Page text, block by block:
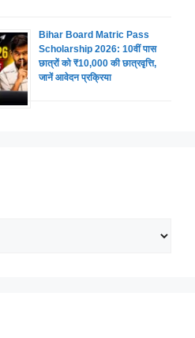
Bihar Board Matric Pass
Scholarship 2026: 10वीं पास
छात्रों को ₹10,000 की छात्रवृत्ति,
जानें आवेदन प्रक्रिया